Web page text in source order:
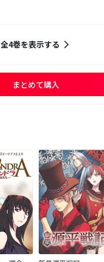
全4巻を表示する
まとめて購入